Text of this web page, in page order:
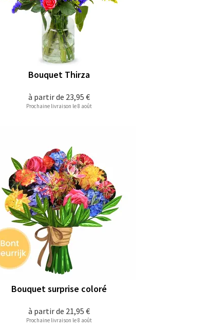
à partir de 23,95 €
Bouquet Thirza
Prochaine livraison le 8 août
à partir de 21,95 €
Bouquet surprise coloré
Prochaine livraison le 8 août